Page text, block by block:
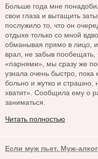
Больше года мне
свои глаза и вытащить
послужило то, что он
отдыхе только со мной
обманывая прямо в лицо,
врал, не забыв пообещать,
«парнями», мы сразу же
узнала очень быстро,
больно и жутко и страшно,
хватит». Сообщила ему о
заниматься.
Читать полностью
Если муж пьет. Муж-